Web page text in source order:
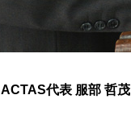
ACTAS代表 服部 哲茂